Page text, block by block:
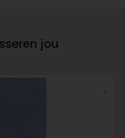
jou